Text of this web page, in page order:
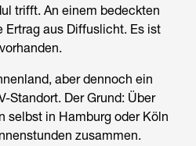
trifft. An einem bedeckten
Ertrag aus Diffuslicht. Es ist
aber dennoch ein
Standort. Der Grund: Über
selbst in Hamburg oder Köln
zusammen.